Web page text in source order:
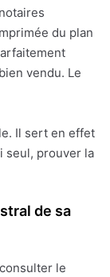
du plan
vendu. Le
Il sert en effet
seul, prouver la
de sa
le